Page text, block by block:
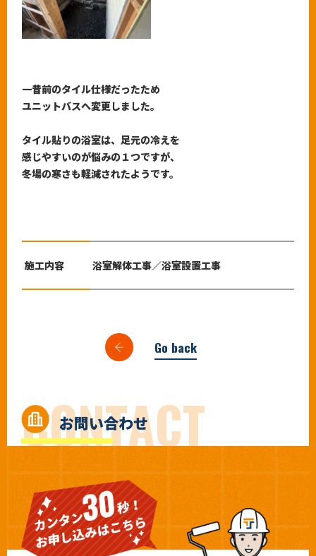
一昔前のタイル仕様だったため
ユニットバスへ変更しました。
タイル貼りの浴室は、足元の冷えを
感じやすいのが悩みの１つですが、
冬場の寒さも軽減されたようです。
施工内容 浴室解体工事／浴室設置工事
Go back
CONTACT
お問い合わせ